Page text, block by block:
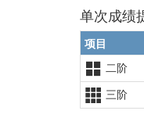
单次成绩
项目
二阶
三阶